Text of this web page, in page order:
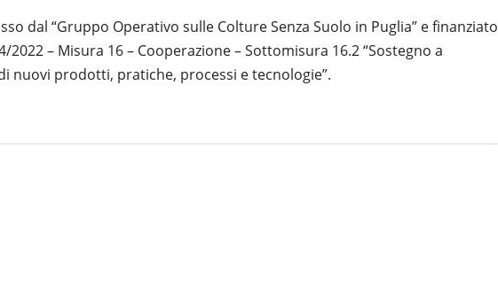
dal “Gruppo Operativo sulle Colture Senza Suolo in Puglia” e finanziato
2022 – Misura 16 – Cooperazione – Sottomisura 16.2 “Sostegno a
nuovi prodotti, pratiche, processi e tecnologie”.